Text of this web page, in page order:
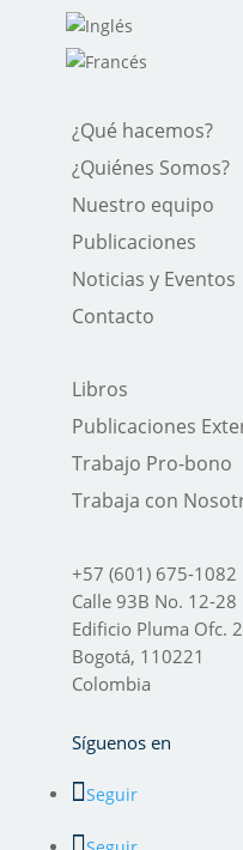
¿Qué hacemos?
¿Quiénes Somos?
Nuestro equipo
Publicaciones
Noticias y Eventos
Contacto
Libros
Publicaciones
Trabajo Pro-bono
Trabaja con
+57 (601) 675-1082
Calle 93B No. 12-28
Edificio Pluma Ofc.
Bogotá, 110221
Colombia
Síguenos en
Seguir